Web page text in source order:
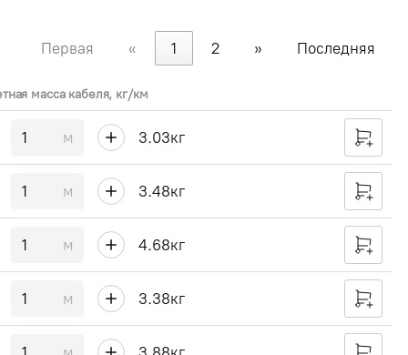
Первая « 1 2 » Последняя
масса кабеля, кг/км
м 3.03кг
м 3.48кг
м 4.68кг
м 3.38кг